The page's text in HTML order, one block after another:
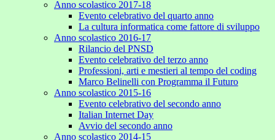
Anno scolastico 2017-18
Evento celebrativo del quarto anno
La cultura informatica come fattore di sviluppo
Anno scolastico 2016-17
Rilancio del PNSD
Evento celebrativo del terzo anno
Professioni, arti e mestieri al tempo del coding
Marco Belinelli con Programma il Futuro
Anno scolastico 2015-16
Evento celebrativo del secondo anno
Italian Internet Day
Avvio del secondo anno
Anno scolastico 2014-15